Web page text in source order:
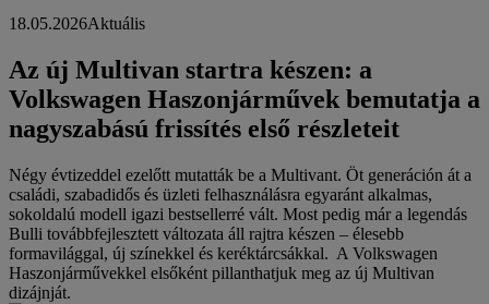
18.05.2026Aktuális
Az új Multivan startra készen: a
Volkswagen Haszonjárművek bemutatja a
nagyszabású frissítés első részleteit
Négy évtizeddel ezelőtt mutatták be a Multivant. Öt generáción át a
családi, szabadidős és üzleti felhasználásra egyaránt alkalmas,
sokoldalú modell igazi bestsellerré vált. Most pedig már a legendás
Bulli továbbfejlesztett változata áll rajtra készen – élesebb
formavilággal, új színekkel és keréktárcsákkal. A Volkswagen
Haszonjárművekkel elsőként pillanthatjuk meg az új Multivan
dizájnját.